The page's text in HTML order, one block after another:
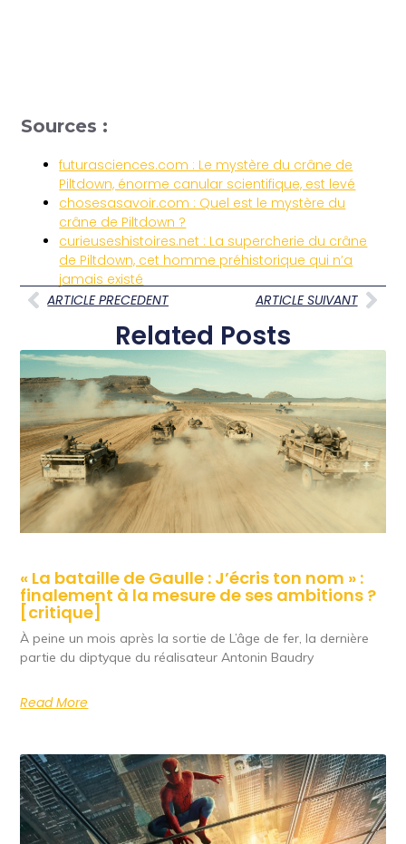
Sources :
futurasciences.com : Le mystère du crâne de
Piltdown, énorme canular scientifique, est levé
chosesasavoir.com : Quel est le mystère du
crâne de Piltdown ?
curieuseshistoires.net : La supercherie du crâne
de Piltdown, cet homme préhistorique qui n’a
jamais existé
ARTICLE PRECEDENT
ARTICLE SUIVANT
Related Posts
« La bataille de Gaulle : J’écris ton nom » :
finalement à la mesure de ses ambitions ?
[critique]
À peine un mois après la sortie de L’âge de fer, la dernière
partie du diptyque du réalisateur Antonin Baudry
Read More